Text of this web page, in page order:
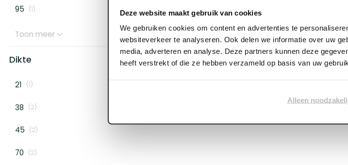
Deze website maakt gebruik van cookies
We gebruiken cookies om content en advertenties te
websiteverkeer te analyseren. Ook delen we informatie over uw
media, adverteren en analyse. Deze partners kunnen deze
heeft verstrekt of die ze hebben verzameld op basis van uw
Alleen
ART000020
70 x 220 mm Vuren C geschaafd
C24 FSC
95 (1)
Toon meer
Dikte
21 (1)
38 (2)
45 (2)
70 (2)